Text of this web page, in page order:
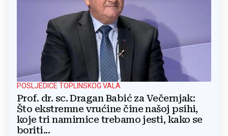
POSLJEDICE TOPLINSKOG VALA
Prof. dr. sc. Dragan Babić za Večernjak:
Što ekstremne vrućine čine našoj psihi,
koje tri namirnice trebamo jesti, kako se
boriti...